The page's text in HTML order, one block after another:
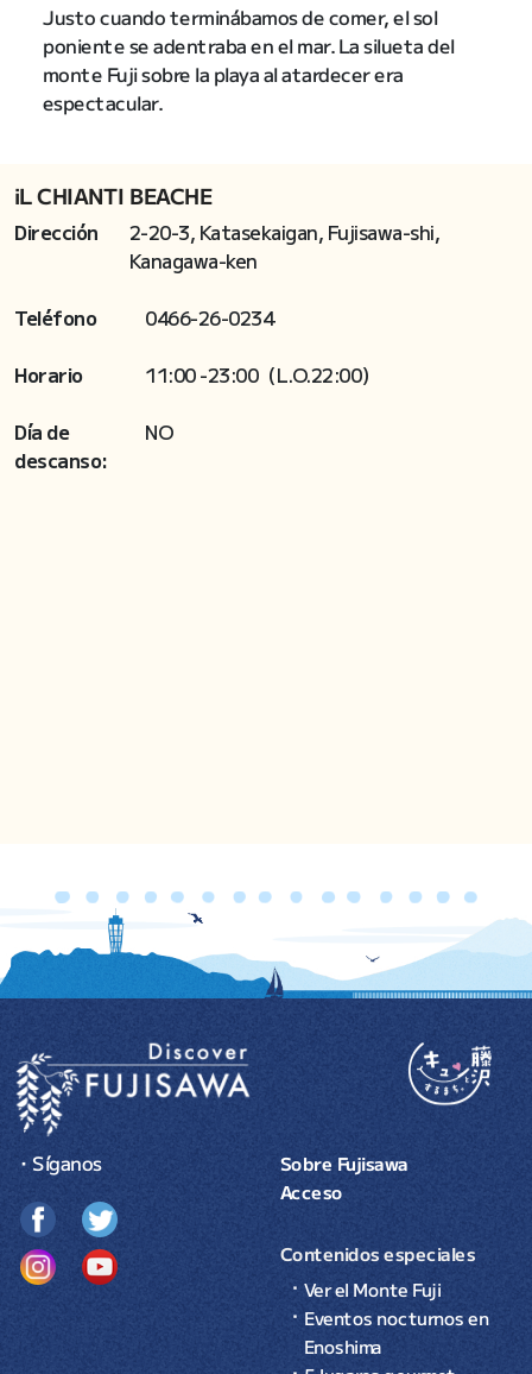
Justo cuando terminábamos de comer, el sol
poniente se adentraba en el mar. La silueta del
monte Fuji sobre la playa al atardecer era
espectacular.
iL CHIANTI BEACHE
Dirección
2-20-3, Katasekaigan, Fujisawa-shi,
Kanagawa-ken
Teléfono
0466-26-0234
Horario
11:00 -23:00（L.O.22:00）
Día de
descanso:
NO
Sobre Fujisawa
Acceso
Contenidos especiales
Ver el Monte Fuji
Eventos nocturnos en
Enoshima
・Síganos